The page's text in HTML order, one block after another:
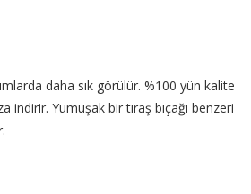
daha sık görülür. %100 yün kalite
indirir. Yumuşak bir tıraş bıçağı benzeri